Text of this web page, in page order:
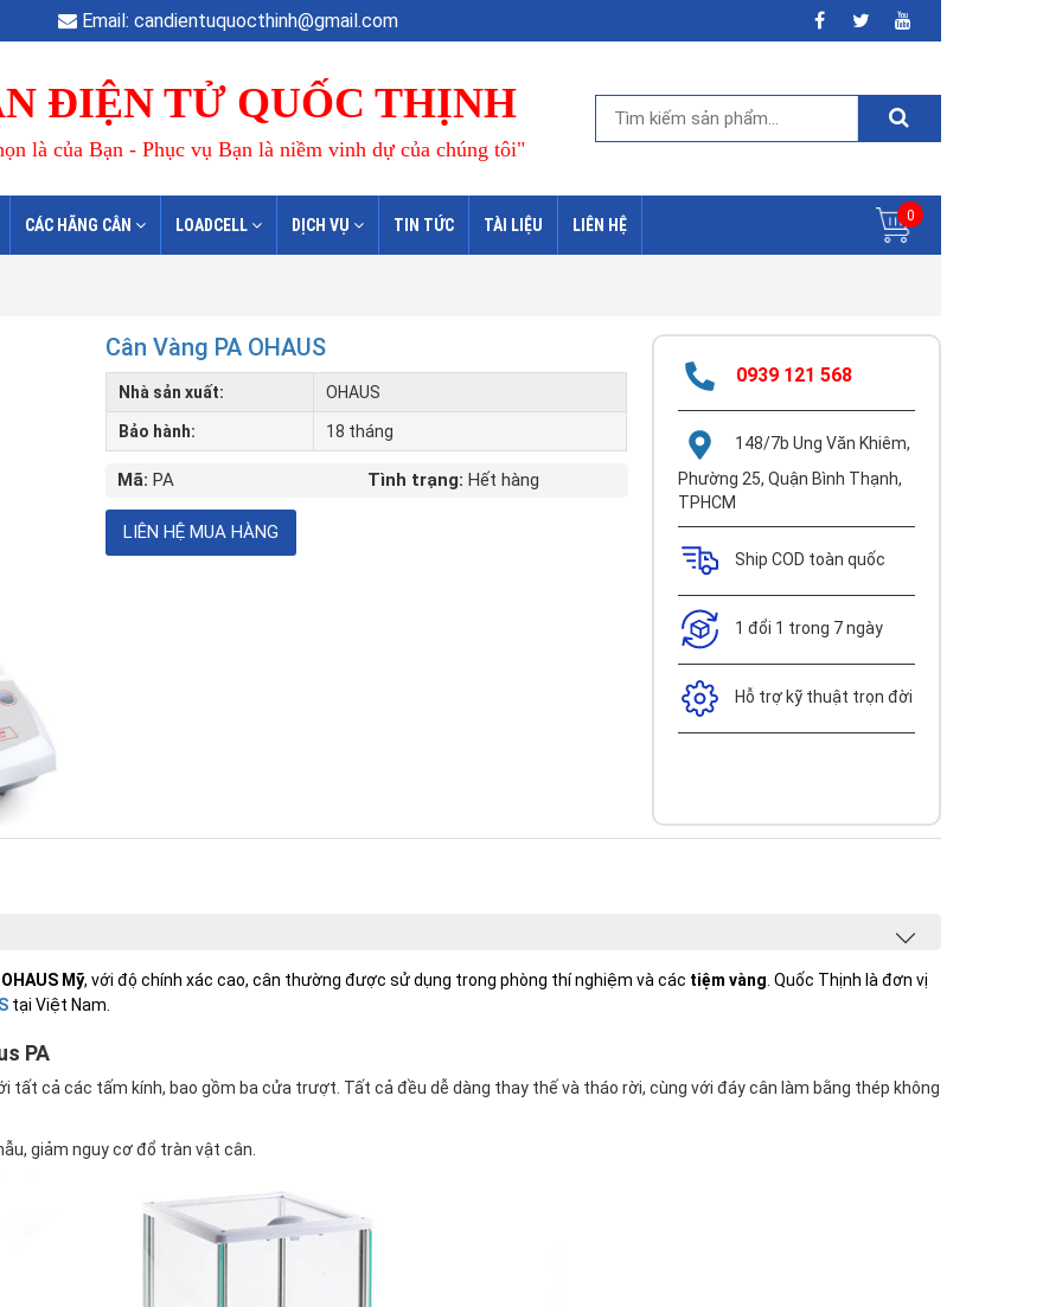
Email: candientuquocthinh@gmail.com
ĐIỆN TỬ QUỐC THỊNH
là của Bạn - Phục vụ Bạn là niềm vinh dự của chúng tôi"
CÁC HÃNG CÂN LOADCELL DỊCH VỤ TIN TỨC TÀI LIỆU LIÊN HỆ 0
Cân Vàng PA OHAUS
Nhà sản xuất: OHAUS
Bảo hành: 18 tháng
Mã: PA Tình trạng: Hết hàng
0939 121 568
148/7b Ung Văn Khiêm,
Phường 25, Quận Bình Thạnh,
TPHCM
Ship COD toàn quốc
1 đổi 1 trong 7 ngày
Hỗ trợ kỹ thuật trọn đời
OHAUS Mỹ, với độ chính xác cao, cân thường được sử dụng trong phòng thí nghiệm và các tiệm vàng. Quốc Thịnh là đơn vị
tại Việt Nam.
PA
cả các tấm kính, bao gồm ba cửa trượt. Tất cả đều dễ dàng thay thế và tháo rời, cùng với đáy cân làm bằng thép không
giảm nguy cơ đổ tràn vật cân.